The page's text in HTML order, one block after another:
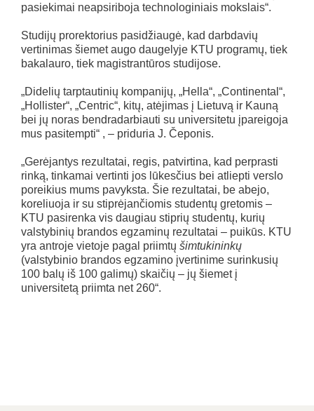
pasiekimai neapsiriboja technologiniais mokslais“.
Studijų prorektorius pasidžiaugė, kad darbdavių
vertinimas šiemet augo daugelyje KTU programų, tiek
bakalauro, tiek magistrantūros studijose.
„Didelių tarptautinių kompanijų, „Hella“, „Continental“,
„Hollister“, „Centric“, kitų, atėjimas į Lietuvą ir Kauną
bei jų noras bendradarbiauti su universitetu įpareigoja
mus pasitempti“ , – priduria J. Čeponis.
„Gerėjantys rezultatai, regis, patvirtina, kad perprasti
rinką, tinkamai vertinti jos lūkesčius bei atliepti verslo
poreikius mums pavyksta. Šie rezultatai, be abejo,
koreliuoja ir su stiprėjančiomis studentų gretomis –
KTU pasirenka vis daugiau stiprių studentų, kurių
valstybinių brandos egzaminų rezultatai – puikūs. KTU
yra antroje vietoje pagal priimtų šimtukininkų
(valstybinio brandos egzamino įvertinime surinkusių
100 balų iš 100 galimų) skaičių – jų šiemet į
universitetą priimta net 260“.